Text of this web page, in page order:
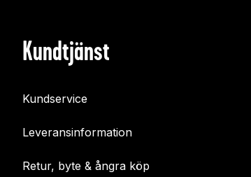
Kundtjänst
Kundservice
Leveransinformation
Retur, byte & ångra köp